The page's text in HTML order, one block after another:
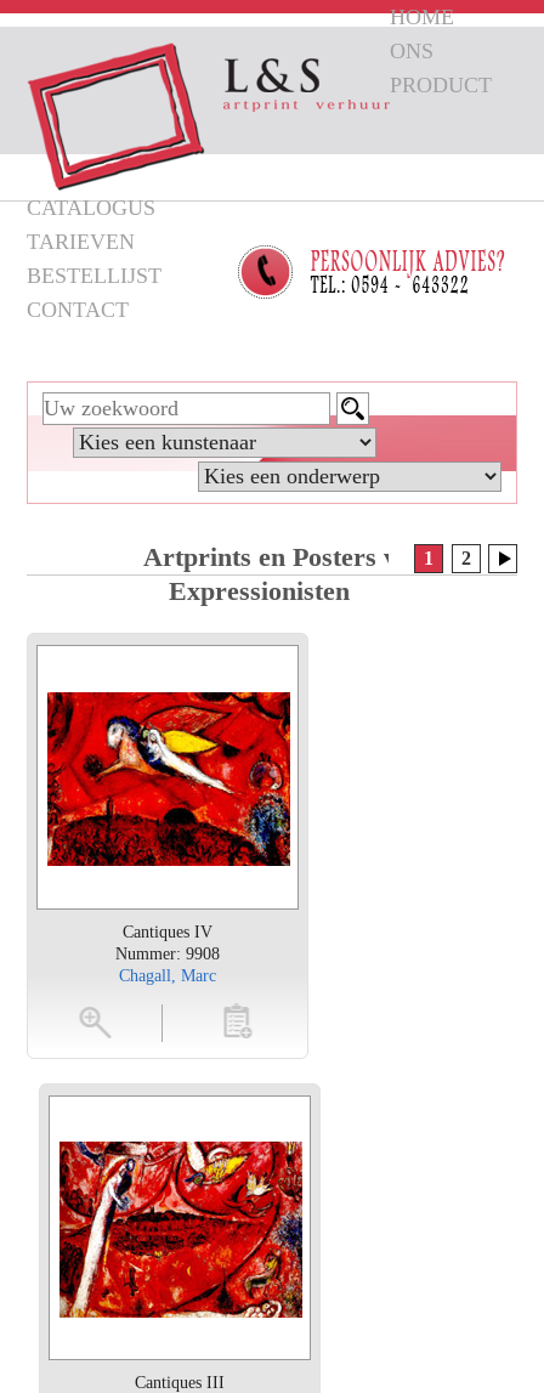
HOME
ONS
PRODUCT
CATALOGUS
TARIEVEN
BESTELLIJST
CONTACT
Artprints en Posters van
Expressionisten
1 2
Cantiques IV
Nummer: 9908
Chagall, Marc
toevoegen
Cantiques III